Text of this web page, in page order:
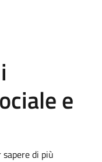
e
di più